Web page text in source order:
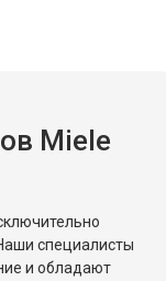
Miele
специалисты
и обладают